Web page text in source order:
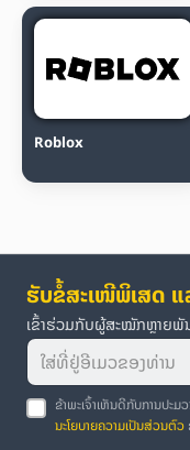
Roblox
ຮັບຂໍ້ສະເໜີພິເສດ
ເຂົ້າຮ່ວມກັບຜູ້ສະໝັກຫຼາຍພັ
ຂ້າພະເຈົ້າເຫັນດີກັບການປະ
ນະໂຍບາຍຄວາມເປັນສ່ວນຕົວ